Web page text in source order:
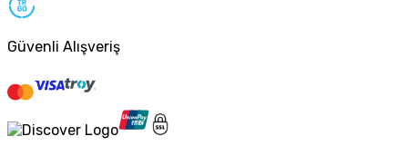
Güvenli Alışveriş